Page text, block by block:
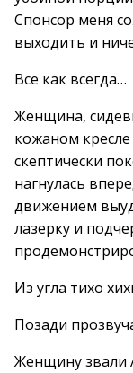
Спонсор меня
выходить и
Все как всегда…
Женщина,
кожаном
скептически
нагнулась
движением
лазерку и
Из угла тихо
Позади
Женщину звали